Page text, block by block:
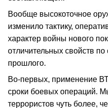
Вообще высокоточное
изменило тактику,
характер войны нового
отличительных свойств
прошлого.
Во-первых, применение
сроки боевых операций.
террористов чуть более,